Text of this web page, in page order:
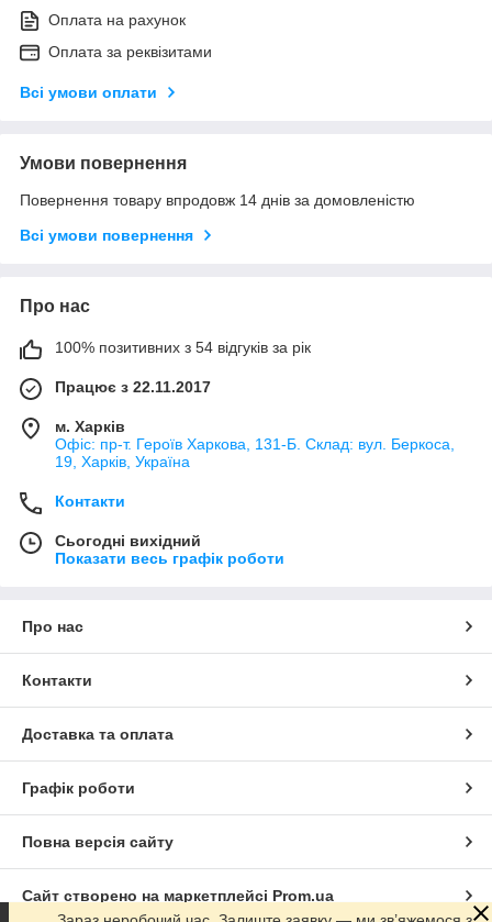
Оплата на рахунок
Оплата за реквізитами
Всі умови оплати
Умови повернення
Повернення товару впродовж 14 днів за домовленістю
Всі умови повернення
Про нас
100% позитивних з 54 відгуків за рік
Працює з 22.11.2017
м. Харків
Офіс: пр-т. Героїв Харкова, 131-Б. Склад: вул. Беркоса,
19, Харків, Україна
Контакти
Сьогодні вихідний
Показати весь графік роботи
Про нас
Контакти
Доставка та оплата
Графік роботи
Повна версія сайту
Сайт створено на маркетплейсі Prom.ua